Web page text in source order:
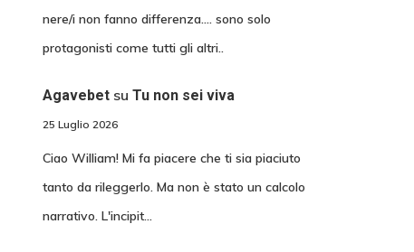
nere/i non fanno differenza.... sono solo
protagonisti come tutti gli altri..
Agavebetsu Tu non sei viva
25 Luglio 2026
Ciao William! Mi fa piacere che ti sia piaciuto
tanto da rileggerlo. Ma non è stato un calcolo
narrativo. L'incipit…